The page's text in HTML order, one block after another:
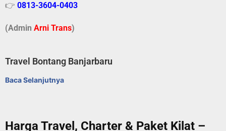
👉 0813-3604-0403
(Admin Arni Trans)
Travel Bontang Banjarbaru
Baca Selanjutnya
Harga Travel, Charter & Paket Kilat –